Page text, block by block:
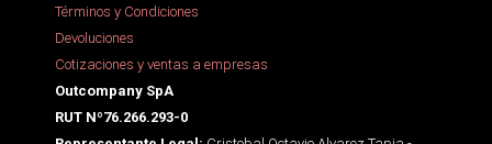
Términos y Condiciones
Devoluciones
Cotizaciones y ventas a empresas
Outcompany SpA
RUT Nº76.266.293-0